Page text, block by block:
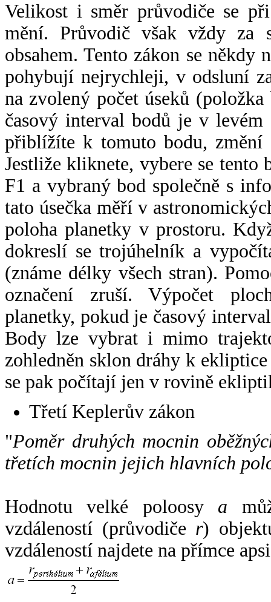
Velikost i směr průvodiče se
mění. Průvodič však vždy za
obsahem. Tento zákon se někdy
pohybují nejrychleji, v odsluní
na zvolený počet úseků
časový interval bodů je v
přiblížíte k tomuto bodu,
Jestliže kliknete, vybere se tento
F1 a vybraný bod společně s
tato úsečka měří v
poloha planetky v prostoru.
dokreslí se trojúhelník a
(známe délky všech stran).
označení zruší. Výpočet
planetky, pokud je časový
Body lze vybrat i mimo
zohledněn sklon dráhy k
se pak počítají jen v rovině
Třetí Keplerův zákon
"Poměr druhých mocnin
třetích mocnin jejich hlavních
Hodnotu velké poloosy a
vzdáleností (průvodiče r)
vzdáleností najdete na přímce